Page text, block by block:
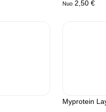
Nuo 2,50 €
Myprotein